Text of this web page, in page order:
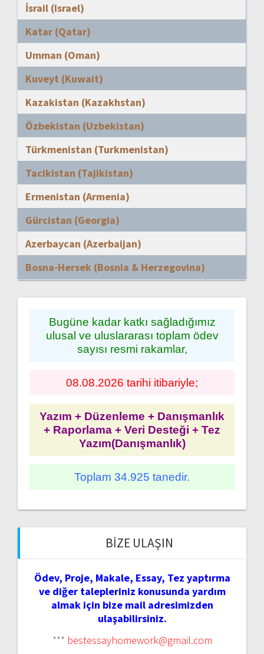
İsrail (Israel)
Katar (Qatar)
Umman (Oman)
Kuveyt (Kuwait)
Kazakistan (Kazakhstan)
Özbekistan (Uzbekistan)
Türkmenistan (Turkmenistan)
Tacikistan (Tajikistan)
Ermenistan (Armenia)
Gürcistan (Georgia)
Azerbaycan (Azerbaijan)
Bosna-Hersek (Bosnia & Herzegovina)
Bugüne kadar katkı sağladığımız
ulusal ve uluslararası toplam ödev
sayısı resmi rakamlar,
08.08.2026 tarihi itibariyle;
Yazım + Düzenleme + Danışmanlık
+ Raporlama + Veri Desteği + Tez
Yazım(Danışmanlık)
Toplam 34.925 tanedir.
BIZE ULAŞIN
Ödev, Proje, Makale, Essay, Tez yaptırma
ve diğer talepleriniz konusunda yardım
almak için bize mail adresimizden
ulaşabilirsiniz.
*** bestessayhomework@gmail.com